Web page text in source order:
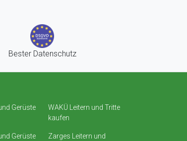
Bester Datenschutz
Gerüste
Gerüste
WAKÜ Leitern und Tritte
kaufen
Zarges Leitern und